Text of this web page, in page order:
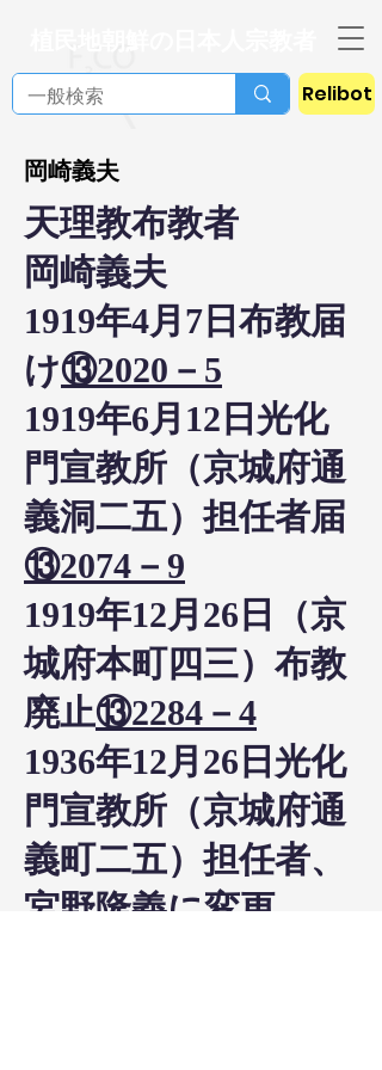
Relibot
岡崎義夫
天理教布教者
岡崎義夫
1919年4月7日布教届
け⑬2020－5
1919年6月12日光化
門宣教所（京城府通
義洞二五）担任者届
⑬2074－9
1919年12月26日（京
城府本町四三）布教
廃止⑬2284－4
1936年12月26日光化
門宣教所（京城府通
義町二五）担任者、
宮野隆義に変更